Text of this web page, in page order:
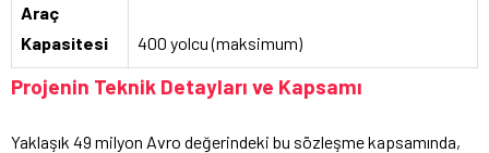
Araç
Kapasitesi
400 yolcu (maksimum)
Projenin Teknik Detayları ve Kapsamı
Yaklaşık 49 milyon Avro değerindeki bu sözleşme kapsamında,